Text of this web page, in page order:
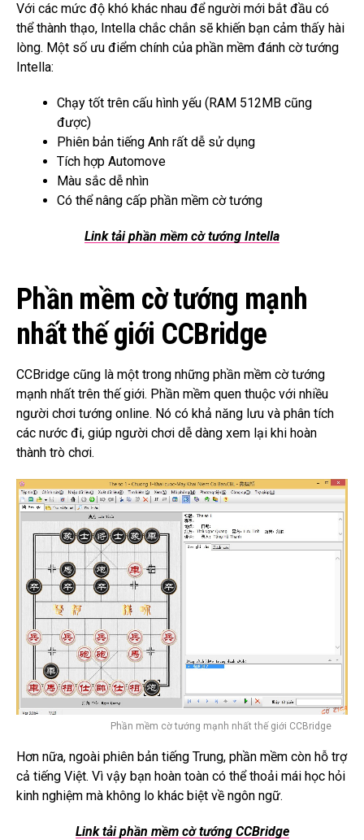
Với các mức độ khó khác nhau để người mới bắt đầu có
thể thành thạo, Intella chắc chắn sẽ khiến bạn cảm thấy hài
lòng. Một số ưu điểm chính của phần mềm đánh cờ tướng
Intella:
Chạy tốt trên cấu hình yếu (RAM 512MB cũng
được)
Phiên bản tiếng Anh rất dễ sử dụng
Tích hợp Automove
Màu sắc dễ nhìn
Có thể nâng cấp phần mềm cờ tướng
Link tải phần mềm cờ tướng Intella
Phần mềm cờ tướng mạnh
nhất thế giới CCBridge
CCBridge cũng là một trong những phần mềm cờ tướng
mạnh nhất trên thế giới. Phần mềm quen thuộc với nhiều
người chơi tướng online. Nó có khả năng lưu và phân tích
các nước đi, giúp người chơi dễ dàng xem lại khi hoàn
thành trò chơi.
Phần mềm cờ tướng mạnh nhất thế giới CCBridge
Hơn nữa, ngoài phiên bản tiếng Trung, phần mềm còn hỗ trợ
cả tiếng Việt. Vì vậy bạn hoàn toàn có thể thoải mái học hỏi
kinh nghiệm mà không lo khác biệt về ngôn ngữ.
Link tải phần mềm cờ tướng CCBridge